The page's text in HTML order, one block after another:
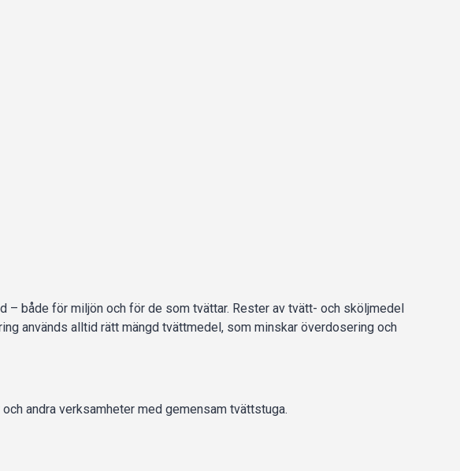
– både för miljön och för de som tvättar. Rester av tvätt- och sköljmedel
används alltid rätt mängd tvättmedel, som minskar överdosering och
andra verksamheter med gemensam tvättstuga.